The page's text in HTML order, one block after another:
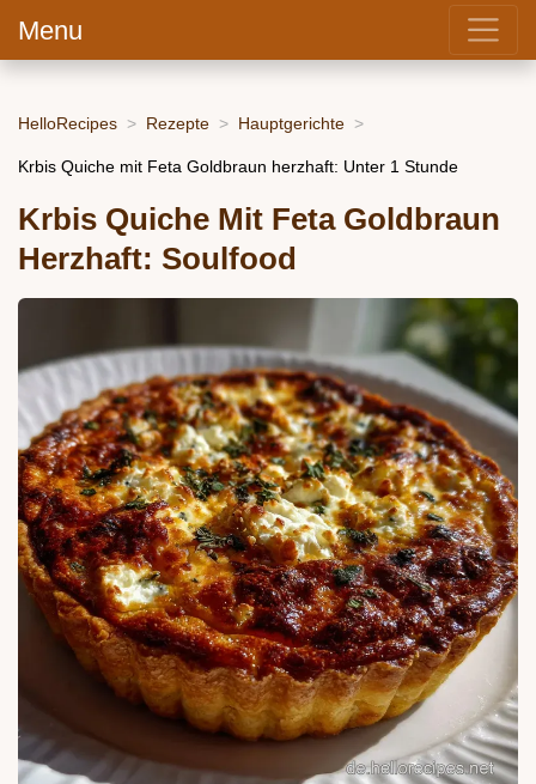
Menu
HelloRecipes Rezepte Hauptgerichte
Krbis Quiche mit Feta Goldbraun herzhaft: Unter 1 Stunde
Krbis Quiche Mit Feta Goldbraun
Herzhaft: Soulfood